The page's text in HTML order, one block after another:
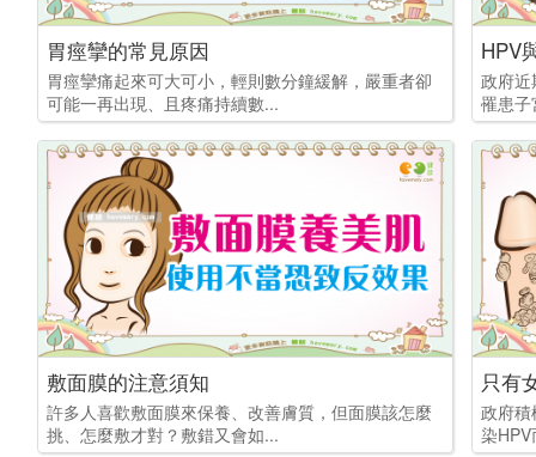
胃痙攣的常見原因
胃痙攣痛起來可大可小，輕則數分鐘緩解，嚴重者卻
可能一再出現、且疼痛持續數...
HPV
政府近
罹患
敷面膜的注意須知
許多人喜歡敷面膜來保養、改善膚質，但面膜該怎麼
挑、怎麼敷才對？敷錯又會如...
只有
政府
染